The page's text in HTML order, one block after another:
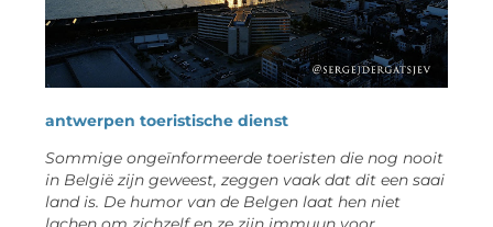
antwerpen toeristische dienst
Sommige ongeïnformeerde toeristen die nog nooit
in België zijn geweest, zeggen vaak dat dit een saai
land is. De humor van de Belgen laat hen niet